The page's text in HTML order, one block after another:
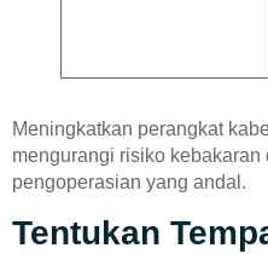
Meningkatkan perangkat
mengurangi risiko kebakaran
pengoperasian yang andal.
Tentukan